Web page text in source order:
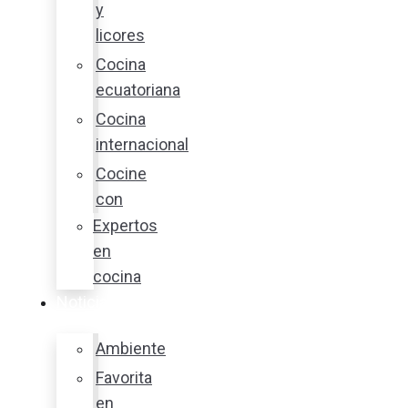
y
licores
Cocina
ecuatoriana
Cocina
internacional
Cocine
con
Expertos
en
cocina
Ambiente
Favorita
en